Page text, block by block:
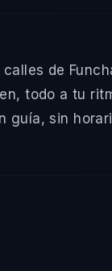
de
todo a tu
guía, sin